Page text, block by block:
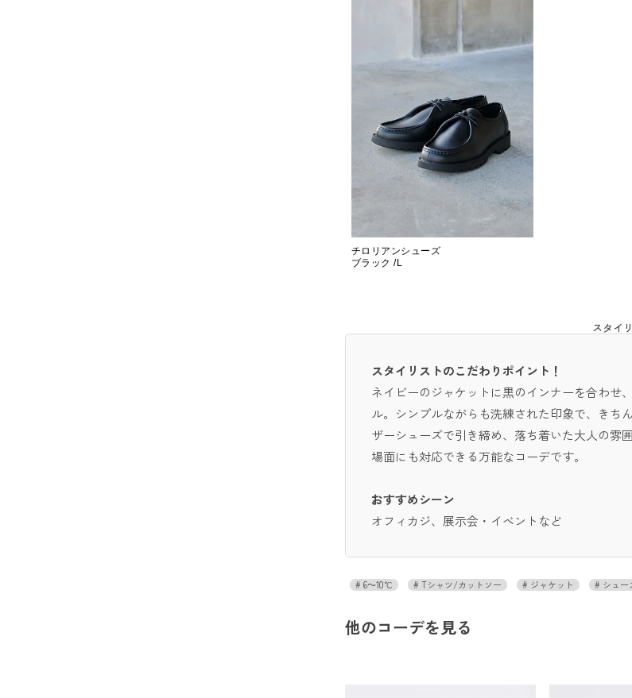
チロリアンシューズ
ブラック /L
スタイ
スタイリストのこだわりポイント！
ネイビーのジャケットに黒のインナーを合わせ
ル。シンプルながらも洗練された印象で、きち
ザーシューズで引き締め、落ち着いた大人の雰
場面にも対応できる万能なコーデです。
おすすめシーン
オフィカジ、展示会・イベントなど
6～10℃ Tシャツ/カットソー ジャケット シュー
他のコーデを見る